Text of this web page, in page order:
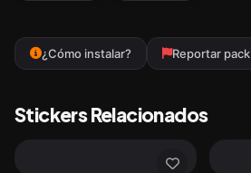
¿Cómo instalar? Reportar pack
Stickers Relacionados